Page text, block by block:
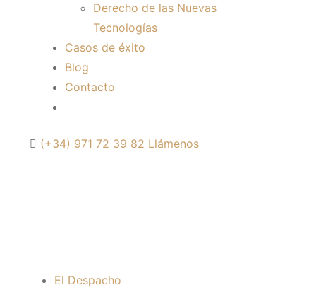
Derecho de las Nuevas
Tecnologías
Casos de éxito
Blog
Contacto
(+34) 971 72 39 82 Llámenos
El Despacho